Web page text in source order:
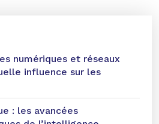
numériques et réseaux
influence sur les
: les avancées